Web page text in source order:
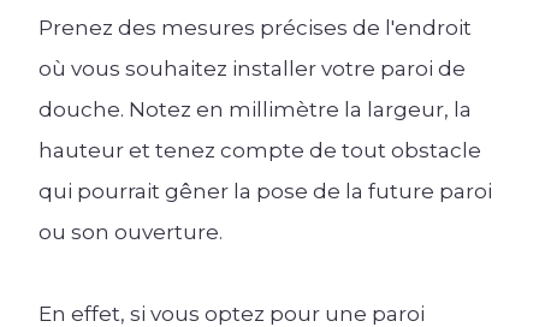
Prenez des mesures précises de l'endroit
où vous souhaitez installer votre paroi de
douche. Notez en millimètre la largeur, la
hauteur et tenez compte de tout obstacle
qui pourrait gêner la pose de la future paroi
ou son ouverture.
En effet, si vous optez pour une paroi